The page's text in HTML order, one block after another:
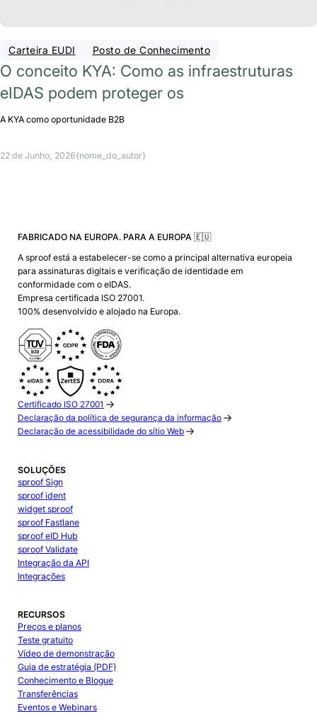
Carteira EUDI Posto de Conhecimento
O conceito KYA: Como as infraestruturas
eIDAS podem proteger os
A KYA como oportunidade B2B
22 de Junho, 2026{nome_do_autor}
FABRICADO NA EUROPA. PARA A EUROPA 🇪🇺
A sproof está a estabelecer-se como a principal alternativa europeia
para assinaturas digitais e verificação de identidade em
conformidade com o eIDAS.
Empresa certificada ISO 27001.
100% desenvolvido e alojado na Europa.
Certificado ISO 27001
Declaração da política de segurança da informação
Declaração de acessibilidade do sítio Web
SOLUÇÕES
sproof Sign
sproof ident
widget sproof
sproof Fastlane
sproof eID Hub
sproof Validate
Integração da API
Integrações
RECURSOS
Preços e planos
Teste gratuito
Vídeo de demonstração
Guia de estratégia (PDF)
Conhecimento e Blogue
Transferências
Eventos e Webinars